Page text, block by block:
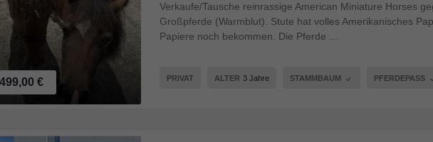
€
Verkaufe/Tausche reinrassige American Miniature Horses
Großpferde (Warmblut). Stute hat volles Amerikanisches
Papiere noch bekommen. Die Pferde ...
PRIVAT ALTER 3 Jahre STAMMBAUM PFERDEPASS